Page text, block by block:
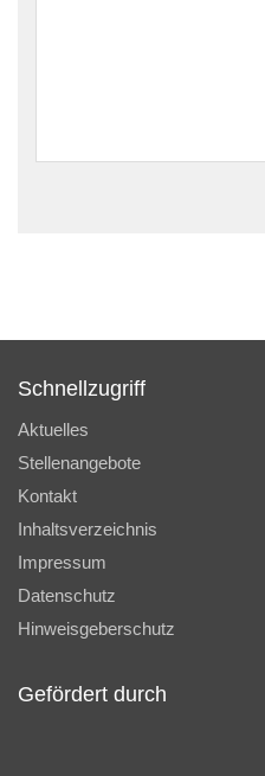
Schnellzugriff
Aktuelles
Stellenangebote
Kontakt
Inhaltsverzeichnis
Impressum
Datenschutz
Hinweisgeberschutz
Gefördert durch